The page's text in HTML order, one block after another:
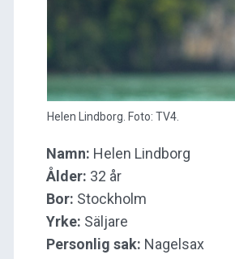
Helen Lindborg. Foto: TV4.
Namn: Helen Lindborg
Ålder: 32 år
Bor: Stockholm
Yrke: Säljare
Personlig sak: Nagelsax